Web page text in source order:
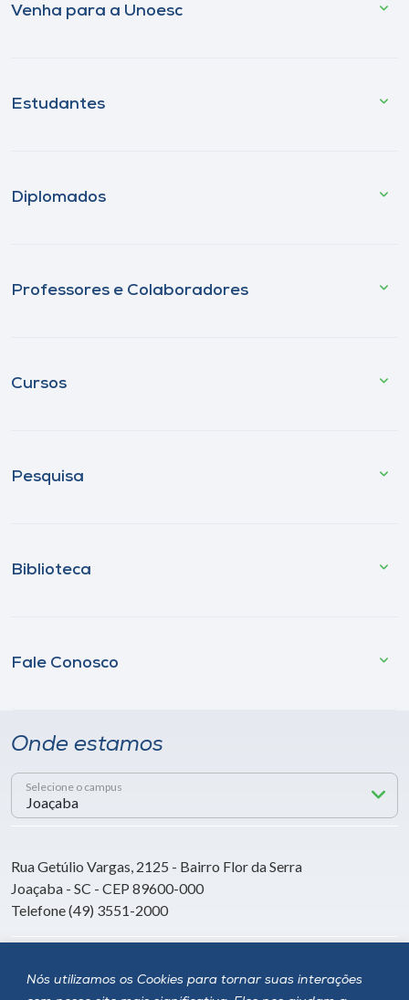
Nós utilizamos os Cookies para tornar suas interações
Venha para a Unoesc
Estudantes
Diplomados
Professores e Colaboradores
Cursos
Pesquisa
Biblioteca
Fale Conosco
Onde estamos
Selecione o campus
Rua Getúlio Vargas, 2125 - Bairro Flor da Serra
Joaçaba - SC - CEP 89600-000
Telefone (49) 3551-2000
Siga a Unoesc